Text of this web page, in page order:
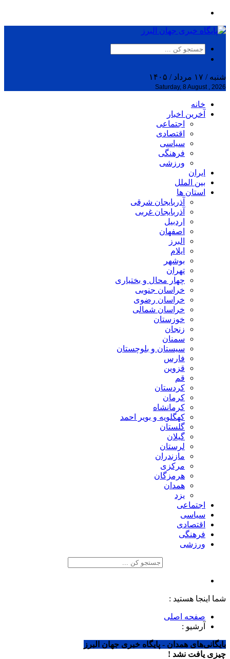
شنبه / ۱۷ مرداد / ۱۴۰۵
Saturday, 8 August , 2026
خانه
آخرین اخبار
اجتماعی
اقتصادی
سیاسی
فرهنگی
ورزشی
ایران
بین الملل
استان ها
آذربایجان شرقی
آذربایجان غربی
اردبیل
اصفهان
البرز
ایلام
بوشهر
تهران
چهار محال و بختیاری
خراسان جنوبی
خراسان رضوی
خراسان شمالی
خوزستان
زنجان
سمنان
سیستان و بلوچستان
فارس
قزوین
قم
کردستان
کرمان
کرمانشاه
کهگلویه و بویر احمد
گلستان
گیلان
لرستان
مازندران
مرکزی
هرمزگان
همدان
یزد
اجتماعی
سیاسی
اقتصادی
فرهنگی
ورزشی
شما اینجا هستید :
صفحه اصلی
آرشیو :
بایگانی‌های همدان - پایگاه خبری جهان البرز
چیزی یافت نشد !